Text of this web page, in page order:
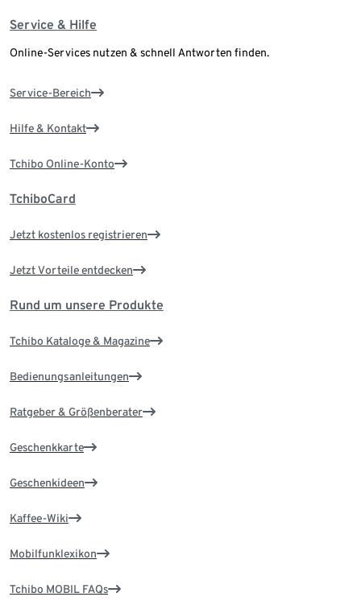
Service & Hilfe
Online-Services nutzen & schnell Antworten finden.
Service-Bereich
Hilfe & Kontakt
Tchibo Online-Konto
TchiboCard
Jetzt kostenlos registrieren
Jetzt Vorteile entdecken
Rund um unsere Produkte
Tchibo Kataloge & Magazine
Bedienungsanleitungen
Ratgeber & Größenberater
Geschenkkarte
Geschenkideen
Kaffee-Wiki
Mobilfunklexikon
Tchibo MOBIL FAQs